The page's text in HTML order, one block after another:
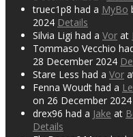
truec1p8 had a MyBo
2024 Details
Silvia Ligi had a Vor at
Tommaso Vecchio
28 December 2024
Stare Less had a Vor
Fenna Woudt had a
on 26 December 2024
drex96 had a Jake at
Details